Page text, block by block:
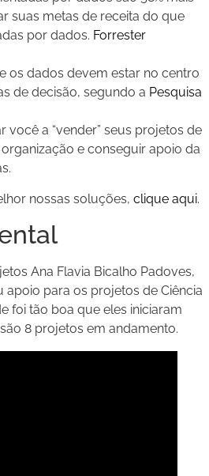
suas metas de receita do que
por dados. Forrester
os dados devem estar no centro
de decisão, segundo a Pesquisa
você a “vender” seus projetos de
e conseguir apoio da
nossas soluções, clique aqui.
Ana Flavia Bicalho Padoves,
apoio para os projetos de Ciência
foi tão boa que eles iniciaram
8 projetos em andamento.